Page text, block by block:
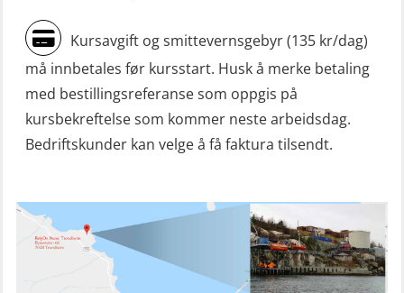
Livbåtfører sliskelivbåt repetisjon
(OSE1301)
Livbåtfører sliskestuplivbåt –
grunnleggende (OSE129)
(OSE114)
Mann-Over-Bord (hurtiggående) liten
båt m/mørkekjøring – repetisjon
Kursavgift og smittevernsgebyr (135 kr/dag)
må innbetales før kursstart. Husk å merke betaling
med bestillingsreferanse som oppgis på
kursbekreftelse som kommer neste arbeidsdag.
Bedriftskunder kan velge å få faktura tilsendt.